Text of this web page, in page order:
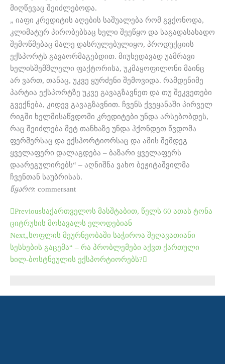
მიღწევაც შეიძლებოდა.
„ იაფი კრედიტის აღების საშუალება რომ გვქონოდა,
კლიმატურ პირობებსაც ხელი შეეწყო და საგადასახადო
შემოწმებაც მალე დასრულებულიყო, პროდუქციის
ექსპორტს გავაორმაგებდით. მიუხედავად უამრავი
ხელისშემშლელი ფაქტორისა, უკმაყოფილონი მაინც
არ ვართ, თანაც, უკვე ყურძენი შემოვიდა. რამდენიმე
პარტია ექსპორტზე უკვე გავაგზავნეთ და თუ შეკვეთები
გვექნება, კიდევ გავაგზავნით. ჩვენს ქვეყანაში პირველ
რიგში ხელმისაწვდომი კრედიტები უნდა არსებობდეს,
რაც შეიძლება მეტ თანხაზე უნდა ჰქონდეთ წვდომა
ფერმერსაც და ექსპორტიორსაც და ამის შემდეგ
ყველაფერი დალაგდება – ბაზარი ყველაფერს
დაარეგულირებს“ – აღნიშნა ვახო ბეჟიტაშვილმა
ჩვენთან საუბრისას.
წყარო: commersant
Prev
Previousსაქართველოს მასშტაბით, წელს 60 ათას ტონა
ციტრუსის მოსავალს ელოდებიან
Next„სოფლის მეურნეობაში საჭიროა შეღავათიანი
სესხების გაცემა“ – რა პრობლემები აქვთ ქართული
ხილ-ბოსტნეულის ექსპორტიორებს?
Next